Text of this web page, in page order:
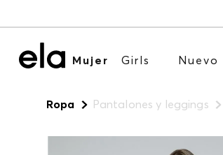
Mujer Girls Nuevo
Ropa Pantalones y leggings